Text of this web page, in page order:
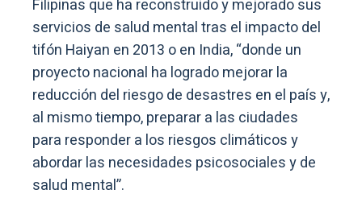
Filipinas que ha reconstruido y mejorado sus
servicios de salud mental tras el impacto del
tifón Haiyan en 2013 o en India, “donde un
proyecto nacional ha logrado mejorar la
reducción del riesgo de desastres en el país y,
al mismo tiempo, preparar a las ciudades
para responder a los riesgos climáticos y
abordar las necesidades psicosociales y de
salud mental”.